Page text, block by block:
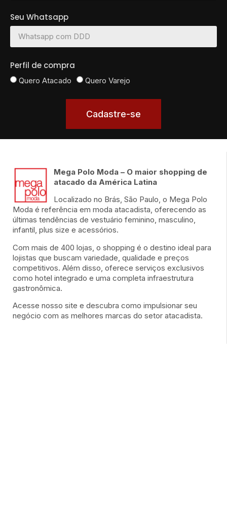
Seu Whatsapp
Perfil de compra
Quero Atacado Quero Varejo
Cadastre-se
Mega Polo Moda – O maior shopping de
atacado da América Latina
Localizado no Brás, São Paulo, o Mega Polo
Moda é referência em moda atacadista, oferecendo as
últimas tendências de vestuário feminino, masculino,
infantil, plus size e acessórios.
Com mais de 400 lojas, o shopping é o destino ideal para
lojistas que buscam variedade, qualidade e preços
competitivos. Além disso, oferece serviços exclusivos
como hotel integrado e uma completa infraestrutura
gastronômica.
Acesse nosso site e descubra como impulsionar seu
negócio com as melhores marcas do setor atacadista.